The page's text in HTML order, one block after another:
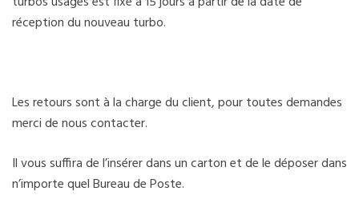
réception du nouveau turbo.
Les retours sont à la charge du client, pour toutes demandes
merci de nous contacter.
Il vous suffira de l’insérer dans un carton et de le déposer dans
n’importe quel Bureau de Poste.